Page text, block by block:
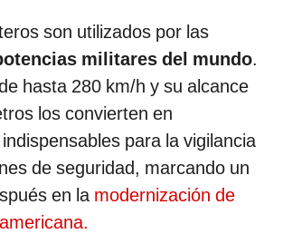
son utilizados por las
militares del mundo.
hasta 280 km/h y su alcance
los convierten en
para la vigilancia
de seguridad, marcando un
en la modernización de